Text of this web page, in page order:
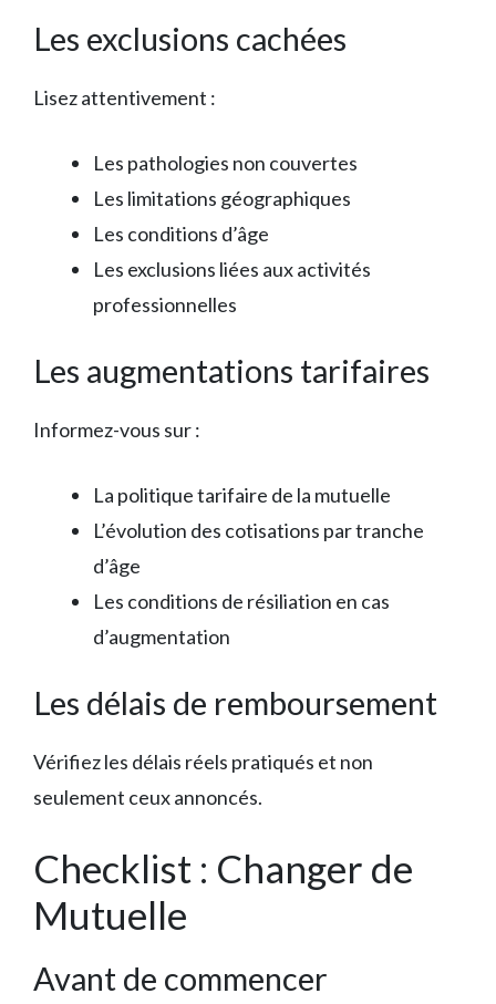
Les exclusions cachées
Lisez attentivement :
Les pathologies non couvertes
Les limitations géographiques
Les conditions d’âge
Les exclusions liées aux activités
professionnelles
Les augmentations tarifaires
Informez-vous sur :
La politique tarifaire de la mutuelle
L’évolution des cotisations par tranche
d’âge
Les conditions de résiliation en cas
d’augmentation
Les délais de remboursement
Vérifiez les délais réels pratiqués et non
seulement ceux annoncés.
Checklist : Changer de
Mutuelle
Avant de commencer